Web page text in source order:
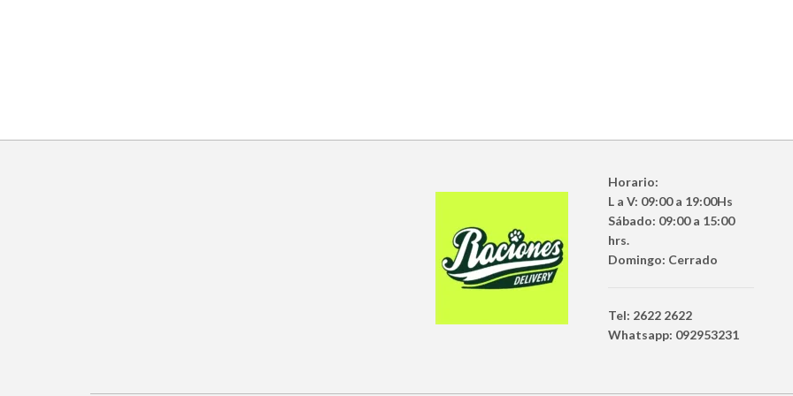
Horario:
L a V: 09:00 a 19:00Hs
Sábado: 09:00 a 15:00
hrs.
Domingo: Cerrado
Tel: 2622 2622
Whatsapp: 092953231